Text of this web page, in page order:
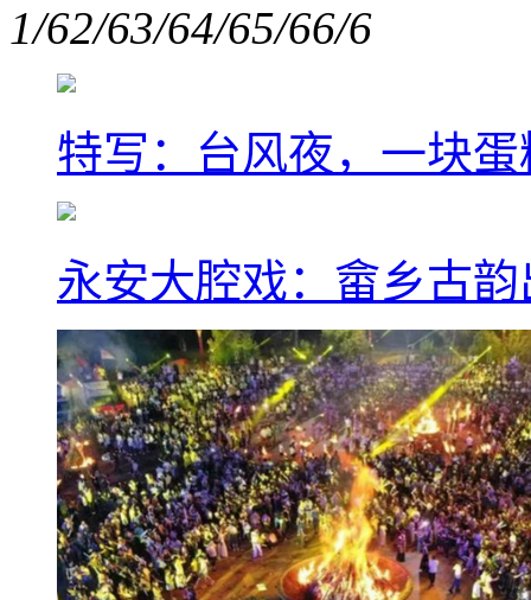
1/62/63/64/65/66/6
特写：台风夜，一块
永安大腔戏：畲乡古